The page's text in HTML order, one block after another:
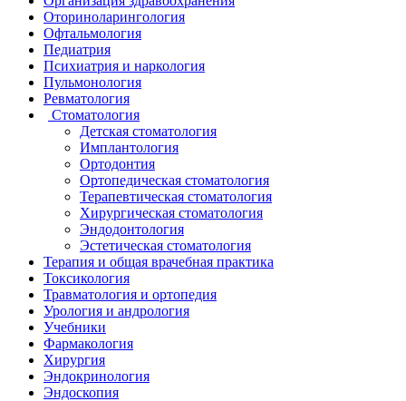
Оториноларингология
Офтальмология
Педиатрия
Психиатрия и наркология
Пульмонология
Ревматология
Стоматология
Детская стоматология
Имплантология
Ортодонтия
Ортопедическая стоматология
Терапевтическая стоматология
Хирургическая стоматология
Эндодонтология
Эстетическая стоматология
Терапия и общая врачебная практика
Токсикология
Травматология и ортопедия
Урология и андрология
Учебники
Фармакология
Хирургия
Эндокринология
Эндоскопия